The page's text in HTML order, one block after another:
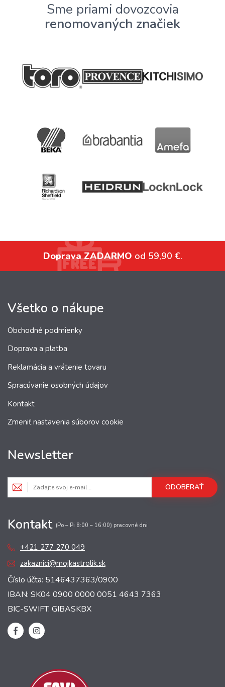
Sme priami dovozcovia
renomovaných značiek
Doprava ZADARMO od 59,90 €.
Všetko o nákupe
Obchodné podmienky
Doprava a platba
Reklamácia a vrátenie tovaru
Spracúvanie osobných údajov
Kontakt
Zmeniť nastavenia súborov cookie
Newsletter
ODOBERAŤ
Kontakt (Po – Pi 8:00 – 16:00) pracovné dni
+421 277 270 049
zakaznici@mojkastrolik.sk
Číslo účta: 5146437363/0900
IBAN: SK04 0900 0000 0051 4643 7363
BIC-SWIFT: GIBASKBX